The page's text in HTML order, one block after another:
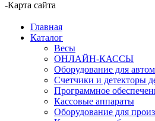
-Карта сайта
Главная
Каталог
Весы
ОНЛАЙН-КАССЫ
Оборудование для
Счетчики и детекторы
Программное
Кассовые аппараты
Оборудование для